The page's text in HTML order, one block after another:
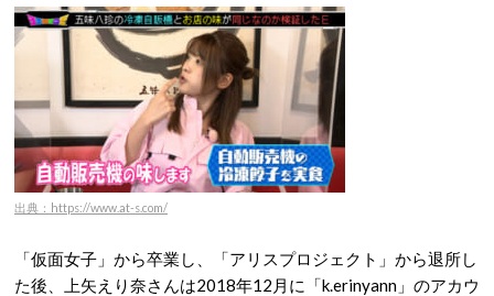
出典：https://www.at-s.com/
「仮面女子」から卒業し、「アリスプロジェクト」から退所し
た後、上矢えり奈さんは2018年12月に「k.erinyann」のアカウ